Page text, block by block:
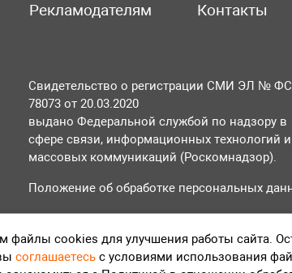
Рекламодателям Контакты
Свидетельство о регистрации СМИ ЭЛ № ФС
78073 от 20.03.2020
выдано Федеральной службой по надзору в
сфере связи, информационных технологий и
массовых коммуникаций (Роскомнадзор).
Положение об обработке персональных
Согласие на обработку персональных
файлы cookies для улучшения работы сайта.
соглашаетесь с условиями использования